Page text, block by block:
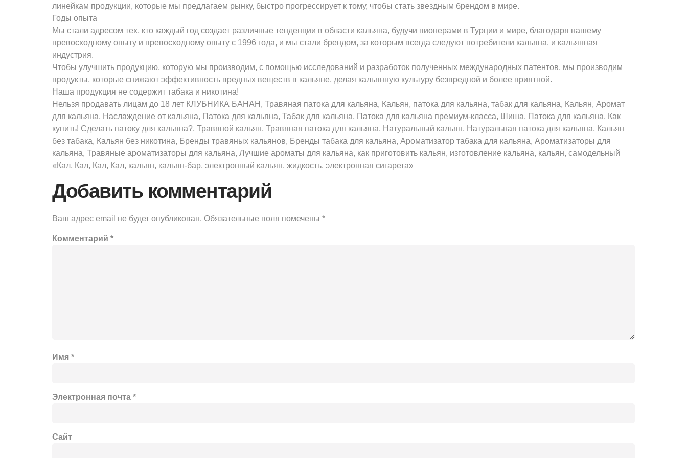
линейкам продукции, которые мы предлагаем рынку, быстро прогрессирует к тому, чтобы стать звездным брендом в мире.
Годы опыта
Мы стали адресом тех, кто каждый год создает различные тенденции в области кальяна, будучи пионерами в Турции и мире, благодаря нашему
превосходному опыту и превосходному опыту с 1996 года, и мы стали брендом, за которым всегда следуют потребители кальяна. и кальянная
индустрия.
Чтобы улучшить продукцию, которую мы производим, с помощью исследований и разработок полученных международных патентов, мы производим
продукты, которые снижают эффективность вредных веществ в кальяне, делая кальянную культуру безвредной и более приятной.
Наша продукция не содержит табака и никотина!
Нельзя продавать лицам до 18 лет КЛУБНИКА БАНАН, Травяная патока для кальяна, Кальян, патока для кальяна, табак для кальяна, Кальян, Аромат
для кальяна, Наслаждение от кальяна, Патока для кальяна, Табак для кальяна, Патока для кальяна премиум-класса, Шиша, Патока для кальяна, Как
купить! Сделать патоку для кальяна?, Травяной кальян, Травяная патока для кальяна, Натуральный кальян, Натуральная патока для кальяна, Кальян
без табака, Кальян без никотина, Бренды травяных кальянов, Бренды табака для кальяна, Ароматизатор табака для кальяна, Ароматизаторы для
кальяна, Травяные ароматизаторы для кальяна, Лучшие ароматы для кальяна, как приготовить кальян, изготовление кальяна, кальян, самодельный
«Кал, Кал, Кал, Кал, кальян, кальян-бар, электронный кальян, жидкость, электронная сигарета»
Добавить комментарий
Ваш адрес email не будет опубликован. Обязательные поля помечены *
Комментарий *
Имя *
Электронная почта *
Сайт